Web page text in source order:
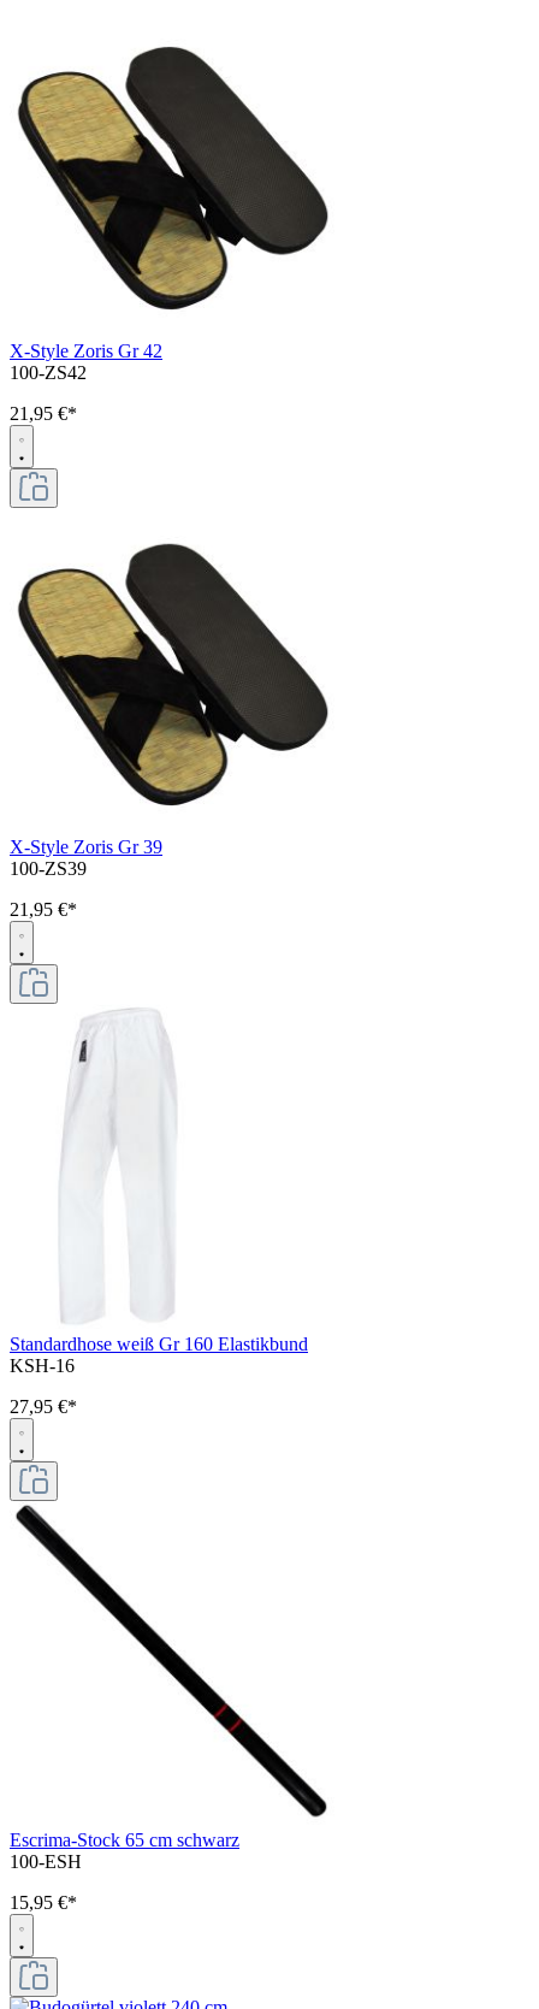
X-Style Zoris Gr 42
100-ZS42
21,95 €*
X-Style Zoris Gr 39
100-ZS39
21,95 €*
Standardhose weiß Gr 160 Elastikbund
KSH-16
27,95 €*
Escrima-Stock 65 cm schwarz
100-ESH
15,95 €*